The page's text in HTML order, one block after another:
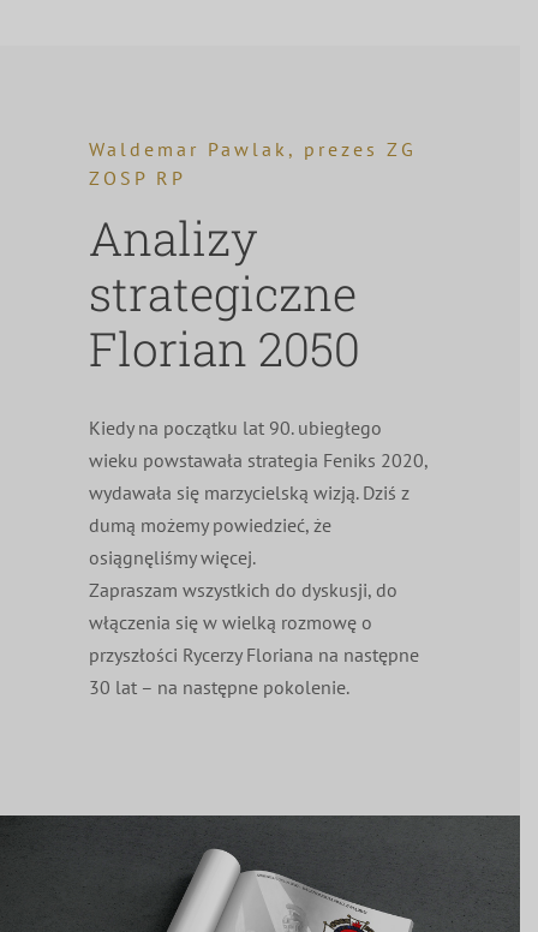
Waldemar Pawlak, prezes ZG
ZOSP RP
Analizy
strategiczne
Florian 2050
Kiedy na początku lat 90. ubiegłego
wieku powstawała strategia Feniks 2020,
wydawała się marzycielską wizją. Dziś z
dumą możemy powiedzieć, że
osiągnęliśmy więcej.
Zapraszam wszystkich do dyskusji, do
włączenia się w wielką rozmowę o
przyszłości Rycerzy Floriana na następne
30 lat – na następne pokolenie.